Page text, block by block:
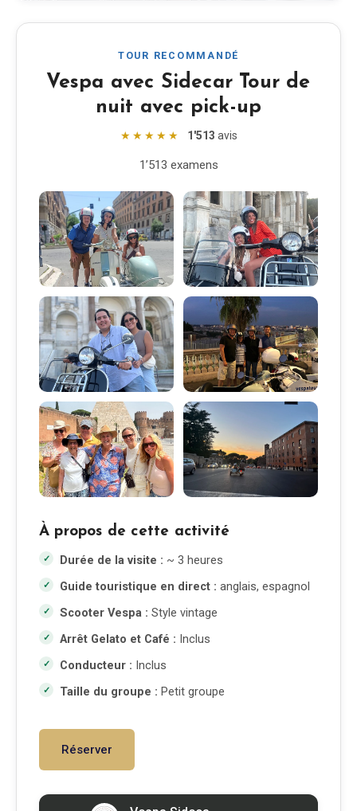
TOUR RECOMMANDÉ
Vespa avec Sidecar Tour de
nuit avec pick-up
★★★★★ 1'513 avis
1’513 examens
À propos de cette activité
Durée de la visite : ~ 3 heures
Guide touristique en direct : anglais, espagnol
Scooter Vespa : Style vintage
Arrêt Gelato et Café : Inclus
Conducteur : Inclus
Taille du groupe : Petit groupe
Réserver